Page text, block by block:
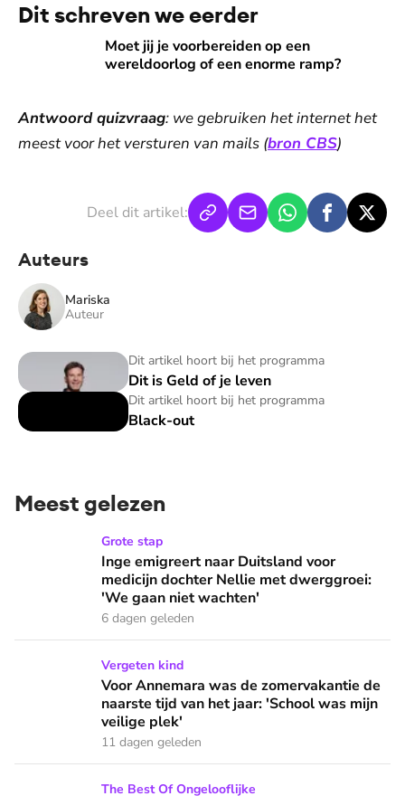
Dit schreven we eerder
Moet jij je voorbereiden op een
wereldoorlog of een enorme ramp?
Moet jij je voorbereiden op een wereldoorlog of een
Antwoord quizvraag: we gebruiken het internet het
meest voor het versturen van mails (bron CBS)
Deel dit artikel:
Auteurs
Mariska
Auteur
Dit artikel hoort bij het programma
Dit is Geld of je leven
Dit is Geld of je leven
Dit artikel hoort bij het programma
Black-out
Black-out
Meest gelezen
Inge emigreert naar Duitsland voor medicijn dochter
Grote stap
Inge emigreert naar Duitsland voor
medicijn dochter Nellie met dwerggroei:
'We gaan niet wachten'
6 dagen geleden
Voor Annemara was de zomervakantie de naarste tijd van
Vergeten kind
Voor Annemara was de zomervakantie de
naarste tijd van het jaar: 'School was mijn
veilige plek'
11 dagen geleden
Waarom zou je (niet) in God geloven? 'Ik voelde iets wat
The Best Of Ongelooflijke